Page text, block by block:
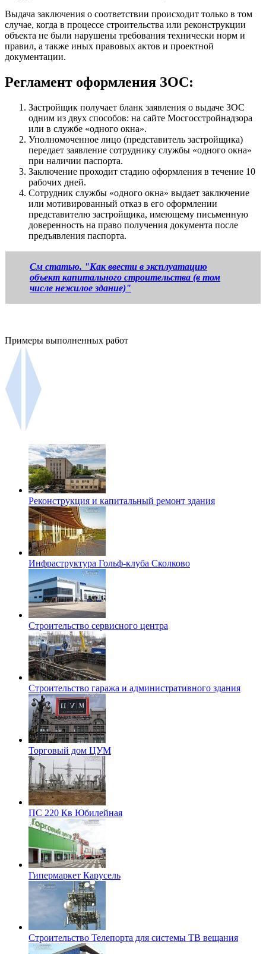
Выдача заключения о соответствии происходит только в том
случае, когда в процессе строительства или реконструкции
объекта не были нарушены требования технически норм и
правил, а также иных правовых актов и проектной
документации.
Регламент оформления ЗОС:
Застройщик получает бланк заявления о выдаче ЗОС
одним из двух способов: на сайте Мосгосстройнадзора
или в службе «одного окна».
Уполномоченное лицо (представитель застройщика)
передает заявление сотруднику службы «одного окна»
при наличии паспорта.
Заключение проходит стадию оформления в течение 10
рабочих дней.
Сотрудник службы «одного окна» выдает заключение
или мотивированный отказ в его оформлении
представителю застройщика, имеющему письменную
доверенность на право получения документа после
предъявления паспорта.
См статью. "Как ввести в эксплуатацию
объект капитального строительства (в том
числе нежилое здание)"
Примеры выполненных работ
Реконструкция и капитальный ремонт здания
Инфраструктура Гольф-клуба Сколково
Строительство сервисного центра
Строительство гаража и административного здания
Торговый дом ЦУМ
ПС 220 Кв Юбилейная
Гипермаркет Карусель
Строительство Телепорта для системы ТВ вещания